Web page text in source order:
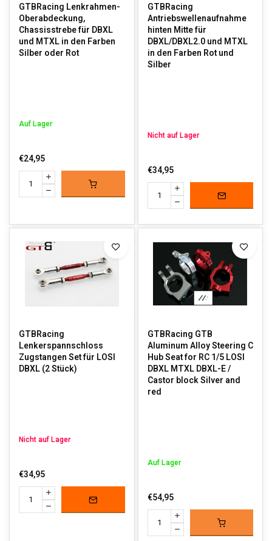
GTBRacing Lenkrahmen-
Oberabdeckung,
Chassisstrebe für DBXL
und MTXL in den Farben
Silber oder Rot
Auf Lager
€24,95
GTBRacing
Antriebswellenaufnahme
hinten Mitte für
DBXL/DBXL2.0 und MTXL
in den Farben Rot und
Silber
Nicht auf Lager
€34,95
GTBRacing
Lenkerspannschloss
Zugstangen Set für LOSI
DBXL (2 Stück)
Nicht auf Lager
€34,95
GTBRacing GTB
Aluminum Alloy Steering C
Hub Seat for RC 1/5 LOSI
DBXL MTXL DBXL-E /
Castor block Silver and
red
Auf Lager
€54,95